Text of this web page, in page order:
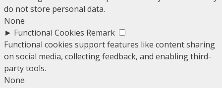
do not store personal data.
None
► Functional Cookies Remark
Functional cookies support features like content sharing
on social media, collecting feedback, and enabling third-
party tools.
None